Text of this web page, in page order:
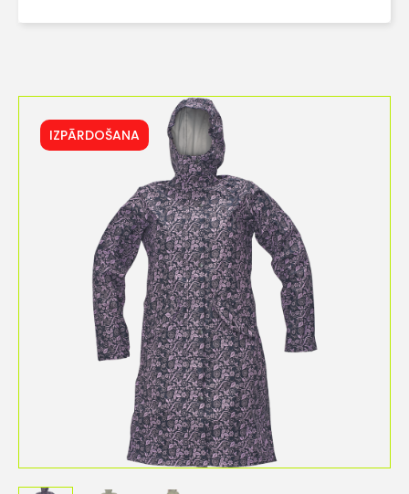
IZPĀRDOŠANA